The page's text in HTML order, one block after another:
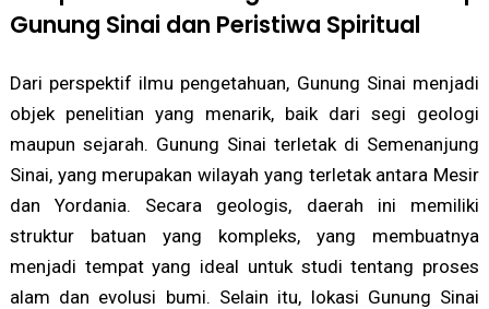
Gunung Sinai dan Peristiwa Spiritual
Dari perspektif ilmu pengetahuan, Gunung Sinai menjadi
objek penelitian yang menarik, baik dari segi geologi
maupun sejarah. Gunung Sinai terletak di Semenanjung
Sinai, yang merupakan wilayah yang terletak antara Mesir
dan Yordania. Secara geologis, daerah ini memiliki
struktur batuan yang kompleks, yang membuatnya
menjadi tempat yang ideal untuk studi tentang proses
alam dan evolusi bumi. Selain itu, lokasi Gunung Sinai